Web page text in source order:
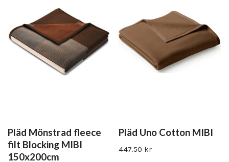
Pläd Mönstrad fleece
filt Blocking MIBI
150x200cm
Pläd Uno Cotton MIBI
447.50 kr